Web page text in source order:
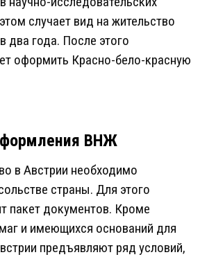
случает вид на жительство
года. После этого
оформить Красно-бело-красную
ВНЖ
в Австрии необходимо
страны. Для этого
пакет документов. Кроме
и имеющихся оснований для
предъявляют ряд условий,